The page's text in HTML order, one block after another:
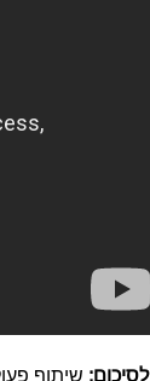
לסיכום: שיתוף